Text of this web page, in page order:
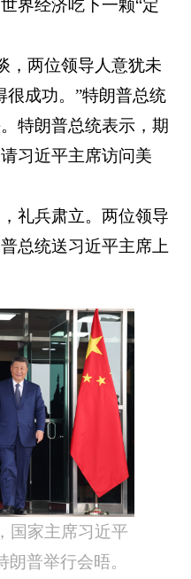
界经济吃下一颗“定
，两位领导人意犹未
很成功。”特朗普总统
特朗普总统表示，期
习近平主席访问美
礼兵肃立。两位领导
总统送习近平主席上
国家主席习近平
普举行会晤。